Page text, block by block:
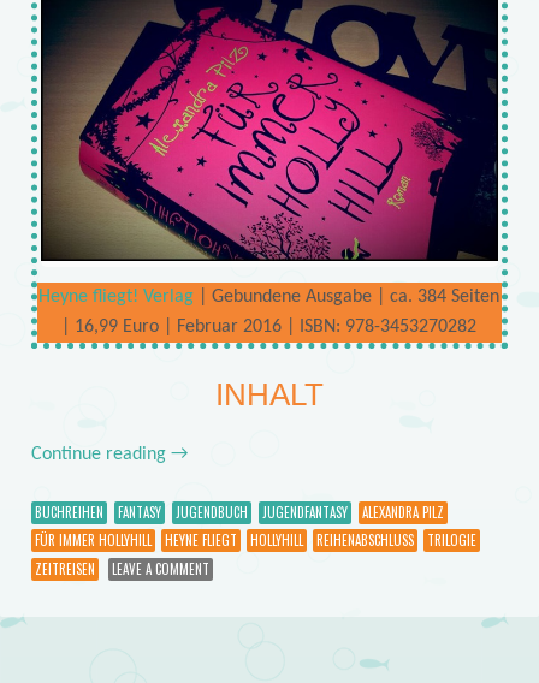
Heyne fliegt! Verlag | Gebundene Ausgabe | ca. 384 Seiten
| 16,99 Euro | Februar 2016 | ISBN: 978-3453270282
INHALT
Continue reading →
BUCHREIHEN FANTASY JUGENDBUCH JUGENDFANTASY
ALEXANDRA PILZ
FÜR IMMER HOLLYHILL
HEYNE FLIEGT HOLLYHILL REIHENABSCHLUSS
TRILOGIE
ZEITREISEN
LEAVE A COMMENT